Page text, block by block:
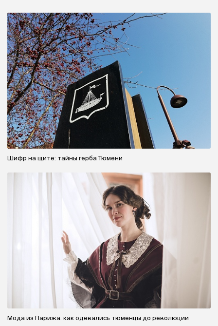
Шифр на щите: тайны герба Тюмени
Мода из Парижа: как одевались тюменцы до революции